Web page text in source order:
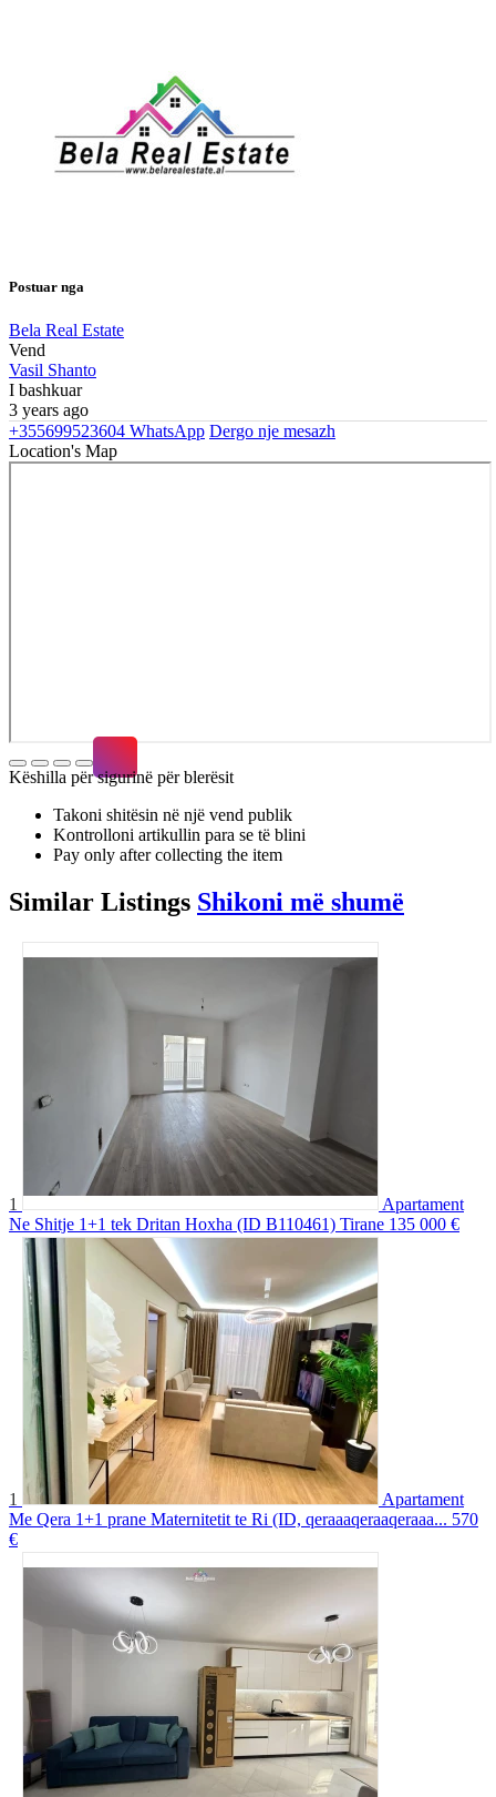
Postuar nga
Bela Real Estate
Vend
Vasil Shanto
I bashkuar
3 years ago
+355699523604 WhatsApp Dergo nje mesazh
Location's Map
Këshilla për sigurinë për blerësit
Takoni shitësin në një vend publik
Kontrolloni artikullin para se të blini
Pay only after collecting the item
Similar Listings Shikoni më shumë
1
Apartament
Ne Shitje 1+1 tek Dritan Hoxha (ID B110461) Tirane 135 000 €
1
Apartament
Me Qera 1+1 prane Maternitetit te Ri (ID, qeraaaqeraaqeraaa... 570
€